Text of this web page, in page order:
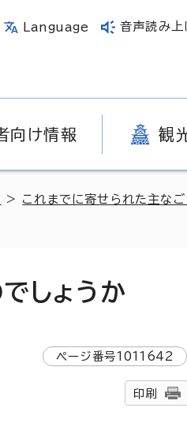
Language 音声読み上
向け情報 観
> これまでに寄せられた主な
しょうか
ページ番号1011642
印刷